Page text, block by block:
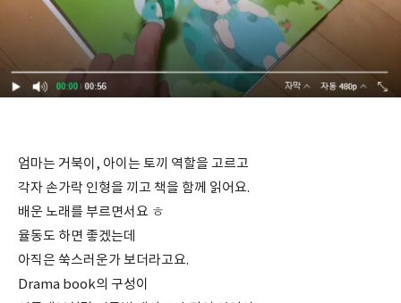
엄마는 거북이, 아이는 토끼 역할을 고르고
각자 손가락 인형을 끼고 책을 함께 읽어요.
배운 노래를 부르면서요 ㅎ
율동도 하면 좋겠는데
아직은 쑥스러운가 보더라고요.
Drama book의 구성이